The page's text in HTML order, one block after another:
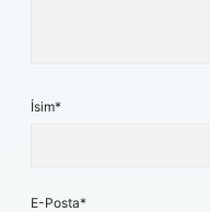
İsim*
E-Posta*